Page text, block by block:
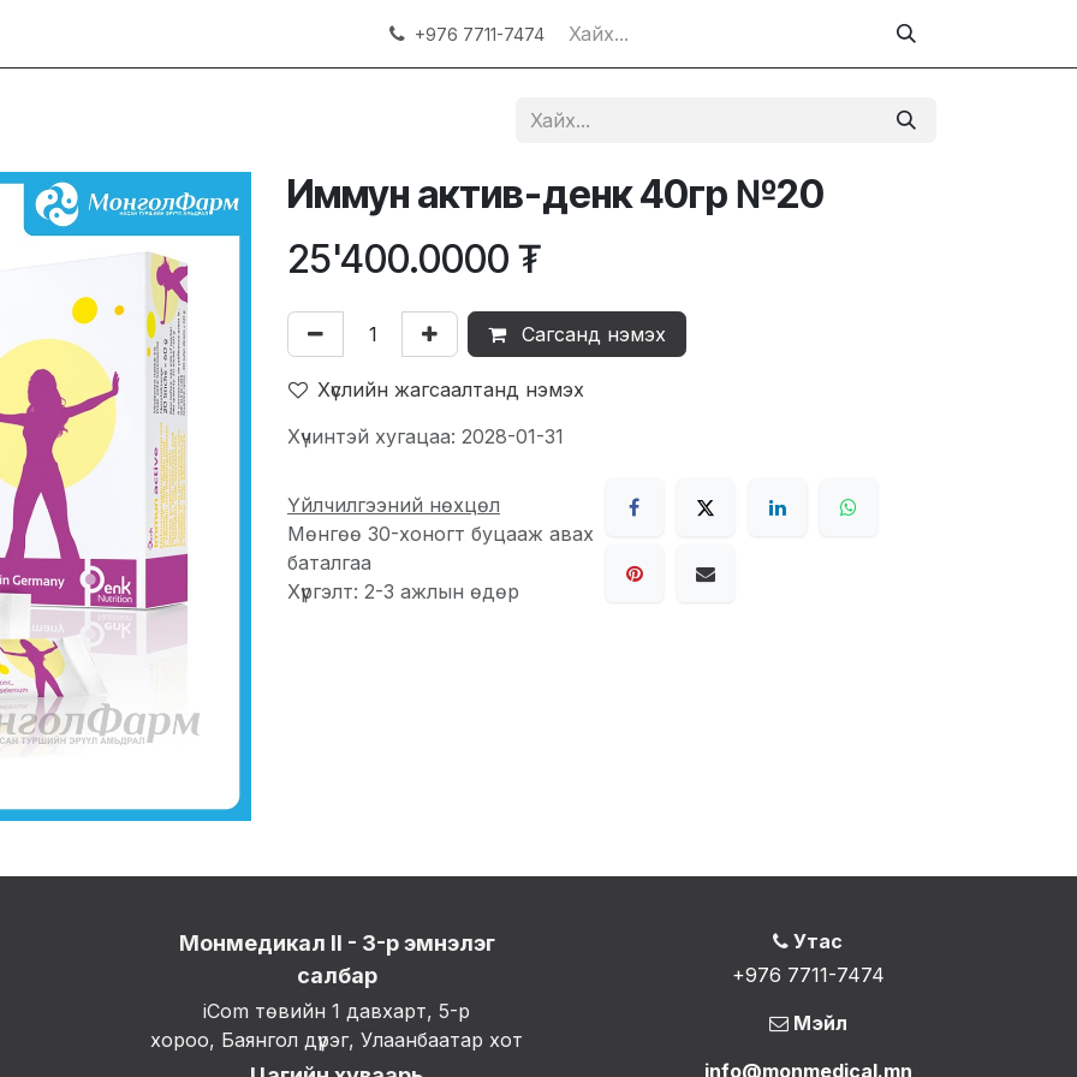
+976 7711-7474
Иммун актив-денк 40гр №20
25'400.0000 ₮
Сагсанд нэмэх
Хүслийн жагсаалтанд нэмэх
Хүчинтэй хугацаа: 2028-01-31
Үйлчилгээний нөхцөл
Мөнгөө 30-хоногт буцааж авах
баталгаа
Хүргэлт: 2-3 ажлын өдөр
Утас
+976 7711-7474
Мэйл
info@monmedical.mn
Монмедикал II - 3-р эмнэлэг
салбар
iCom төвийн 1 давхарт, 5-р
хороо, Баянгол дүүрэг, Улаанбаатар хот